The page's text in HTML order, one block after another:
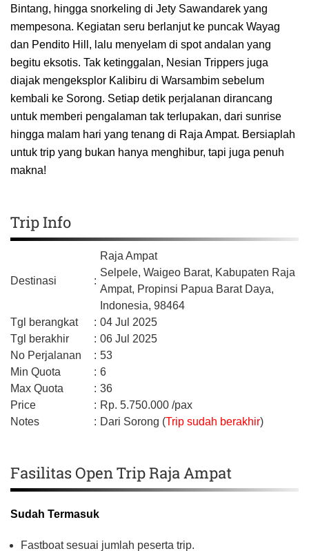
Bintang, hingga snorkeling di Jety Sawandarek yang
mempesona. Kegiatan seru berlanjut ke puncak Wayag
dan Pendito Hill, lalu menyelam di spot andalan yang
begitu eksotis. Tak ketinggalan, Nesian Trippers juga
diajak mengeksplor Kalibiru di Warsambim sebelum
kembali ke Sorong. Setiap detik perjalanan dirancang
untuk memberi pengalaman tak terlupakan, dari sunrise
hingga malam hari yang tenang di Raja Ampat. Bersiaplah
untuk trip yang bukan hanya menghibur, tapi juga penuh
makna!
Trip Info
Destinasi :
Raja Ampat
Selpele, Waigeo Barat, Kabupaten Raja
Ampat, Propinsi Papua Barat Daya,
Indonesia, 98464
Tgl berangkat
: 04 Jul 2025
Tgl berakhir
: 06 Jul 2025
No Perjalanan
: 53
Min Quota
: 6
Max Quota
: 36
Price
: Rp. 5.750.000 /pax
Notes
: Dari Sorong (Trip sudah berakhir)
Fasilitas Open Trip Raja Ampat
Sudah Termasuk
Fastboat sesuai jumlah peserta trip.